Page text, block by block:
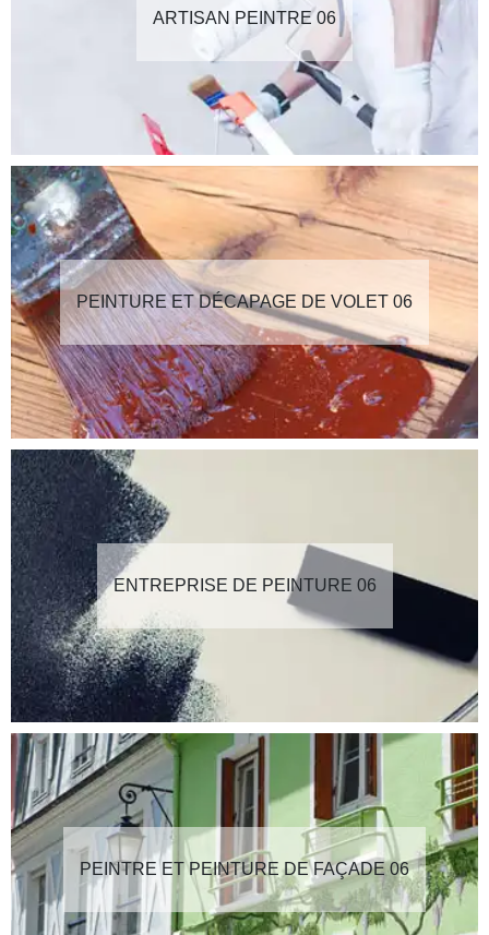
ARTISAN PEINTRE 06
PEINTURE ET DÉCAPAGE DE VOLET 06
ENTREPRISE DE PEINTURE 06
PEINTRE ET PEINTURE DE FAÇADE 06